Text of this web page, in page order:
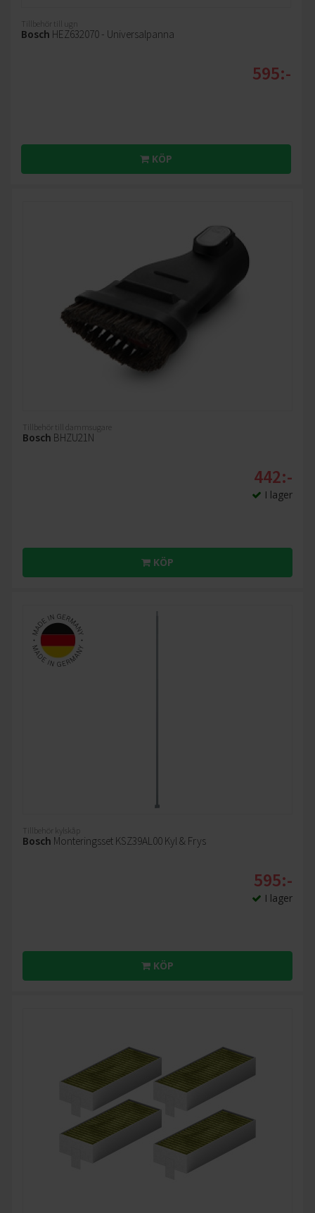
Tillbehör till ugn
Bosch HEZ632070 - Universalpanna
595:-
KÖP
Tillbehör till dammsugare
Bosch BHZU21N
442:-
I lager
KÖP
Tillbehör kylskåp
Bosch Monteringsset KSZ39AL00 Kyl & Frys
595:-
I lager
KÖP